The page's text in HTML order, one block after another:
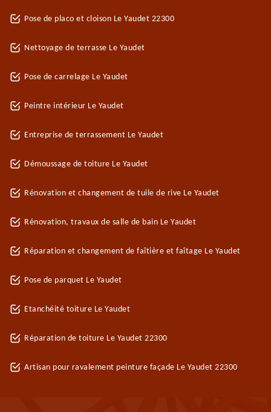
Pose de placo et cloison Le Yaudet 22300
Nettoyage de terrasse Le Yaudet
Pose de carrelage Le Yaudet
Peintre intérieur Le Yaudet
Entreprise de terrassement Le Yaudet
Démoussage de toiture Le Yaudet
Rénovation et changement de tuile de rive Le Yaudet
Rénovation, travaux de salle de bain Le Yaudet
Réparation et changement de faîtière et faîtage Le Yaudet
Pose de parquet Le Yaudet
Etanchéité toiture Le Yaudet
Réparation de toiture Le Yaudet 22300
Artisan pour ravalement peinture façade Le Yaudet 22300